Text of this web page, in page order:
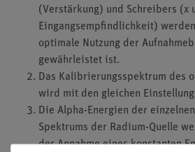
(Verstärkung) und Schreibers (x
Eingangsempfindlichkeit)
optimale Nutzung der
gewährleistet ist.
Das Kalibrierungsspektrum des
wird mit den gleichen
Die Alpha-Energien der
Spektrums der Radium-Quelle
der Annahme eines konstanten